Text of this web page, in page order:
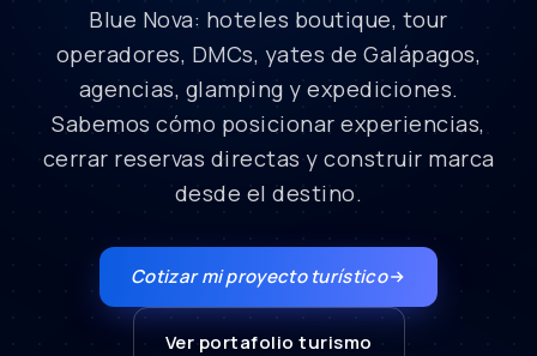
Blue Nova: hoteles boutique, tour
operadores, DMCs, yates de Galápagos,
agencias, glamping y expediciones.
Sabemos cómo posicionar experiencias,
cerrar reservas directas y construir marca
desde el destino.
Cotizar mi proyecto turístico
Ver portafolio turismo